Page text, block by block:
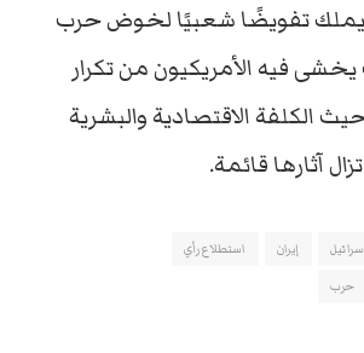
لا يملك تفويضًا شعبيًا لخوض حرب
فيه الأمريكيون من تكرار
الكلفة الاقتصادية والبشرية
آثارها قائمة.
إيران
استطلاع رأي
حرب